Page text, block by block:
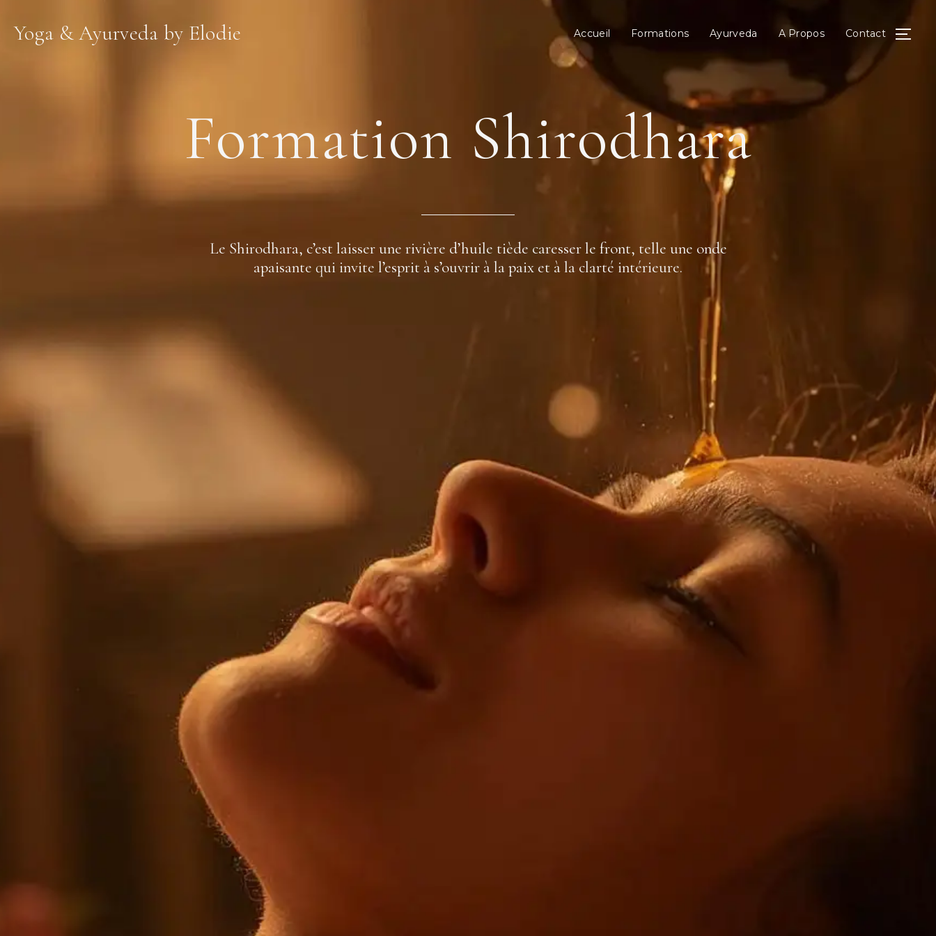
Yoga & Ayurveda by Elodie Accueil Formations Ayurveda A Propos Contact
Formation Shirodhara
Le Shirodhara, c’est laisser une rivière d’huile tiède caresser le front, telle une onde
apaisante qui invite l’esprit à s’ouvrir à la paix et à la clarté intérieure.